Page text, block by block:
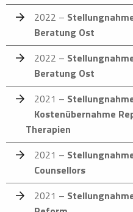
2022 –
Beratung Ost
2022 –
Beratung Ost
2021 –
Kostenübernahme
Therapien
2021 –
Counsellors
2021 –